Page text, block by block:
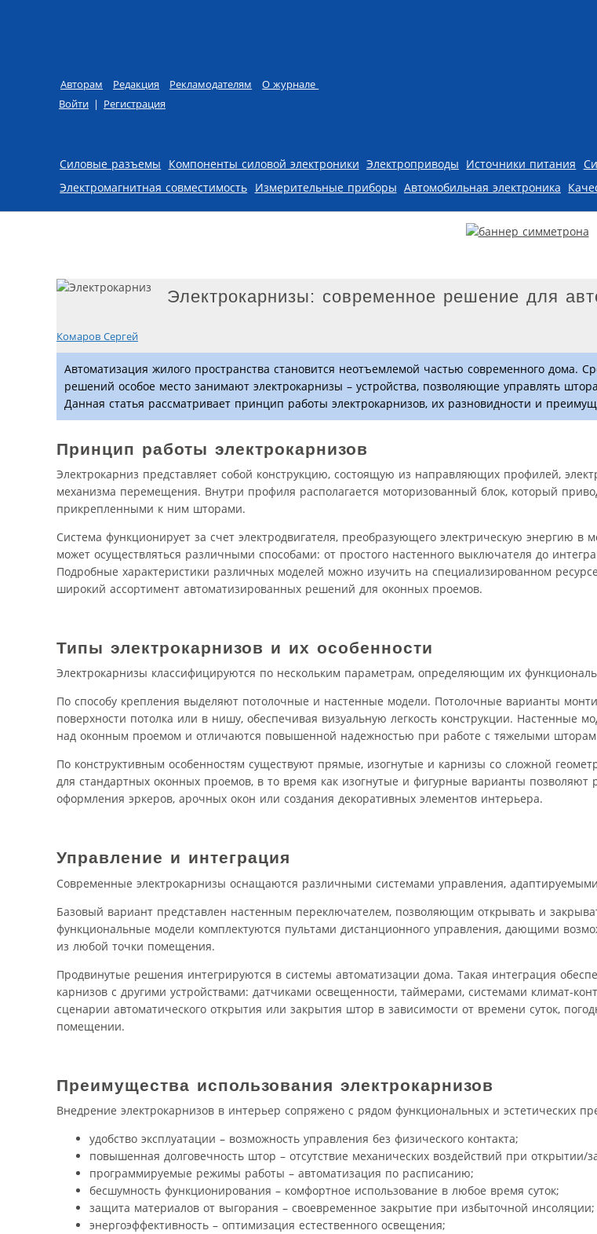
Авторам Редакция Рекламодателям
О журнале
Войти | Регистрация
Skip to content
Силовые разъемы Компоненты силовой электроники Электроприводы Источники питания
Электромагнитная совместимость Измерительные приборы Автомобильная электроника
Электрокарнизы: современное решение для
Комаров Сергей
Автоматизация жилого пространства становится неотъемлемой частью современного дома.
решений особое место занимают электрокарнизы – устройства, позволяющие управлять
Данная статья рассматривает принцип работы электрокарнизов, их разновидности и
Принцип работы электрокарнизов
Электрокарниз представляет собой конструкцию, состоящую из направляющих профилей,
механизма перемещения. Внутри профиля располагается моторизованный блок, который
прикрепленными к ним шторами.
Система функционирует за счет электродвигателя, преобразующего электрическую энергию в
может осуществляться различными способами: от простого настенного выключателя до
Подробные характеристики различных моделей можно изучить на специализированном ресурсе
широкий ассортимент автоматизированных решений для оконных проемов.
Типы электрокарнизов и их особенности
Электрокарнизы классифицируются по нескольким параметрам, определяющим их
По способу крепления выделяют потолочные и настенные модели. Потолочные варианты
поверхности потолка или в нишу, обеспечивая визуальную легкость конструкции. Настенные
над оконным проемом и отличаются повышенной надежностью при работе с тяжелыми
По конструктивным особенностям существуют прямые, изогнутые и карнизы со сложной
для стандартных оконных проемов, в то время как изогнутые и фигурные варианты позволяют
оформления эркеров, арочных окон или создания декоративных элементов интерьера.
Управление и интеграция
Современные электрокарнизы оснащаются различными системами управления,
Базовый вариант представлен настенным переключателем, позволяющим открывать и
функциональные модели комплектуются пультами дистанционного управления, дающими
из любой точки помещения.
Продвинутые решения интегрируются в системы автоматизации дома. Такая интеграция
карнизов с другими устройствами: датчиками освещенности, таймерами, системами климат-
сценарии автоматического открытия или закрытия штор в зависимости от времени суток,
помещении.
Преимущества использования электрокарнизов
Внедрение электрокарнизов в интерьер сопряжено с рядом функциональных и эстетических
удобство эксплуатации – возможность управления без физического контакта;
повышенная долговечность штор – отсутствие механических воздействий при открытии/
программируемые режимы работы – автоматизация по расписанию;
бесшумность функционирования – комфортное использование в любое время суток;
защита материалов от выгорания – своевременное закрытие при избыточной инсоляции;
энергоэффективность – оптимизация естественного освещения;